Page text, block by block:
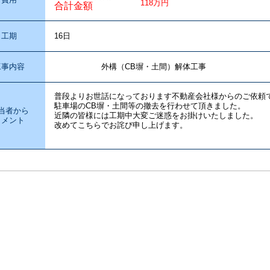
合計金額 118万円
工期 16日
内容 外構（CB塀・土間）解体工事
者から
ント
普段よりお世話になっております不動産会社様からのご依頼
駐車場のCB塀・土間等の撤去を行わせて頂きました。
近隣の皆様には工期中大変ご迷惑をお掛けいたしました。
改めてこちらでお詫び申し上げます。